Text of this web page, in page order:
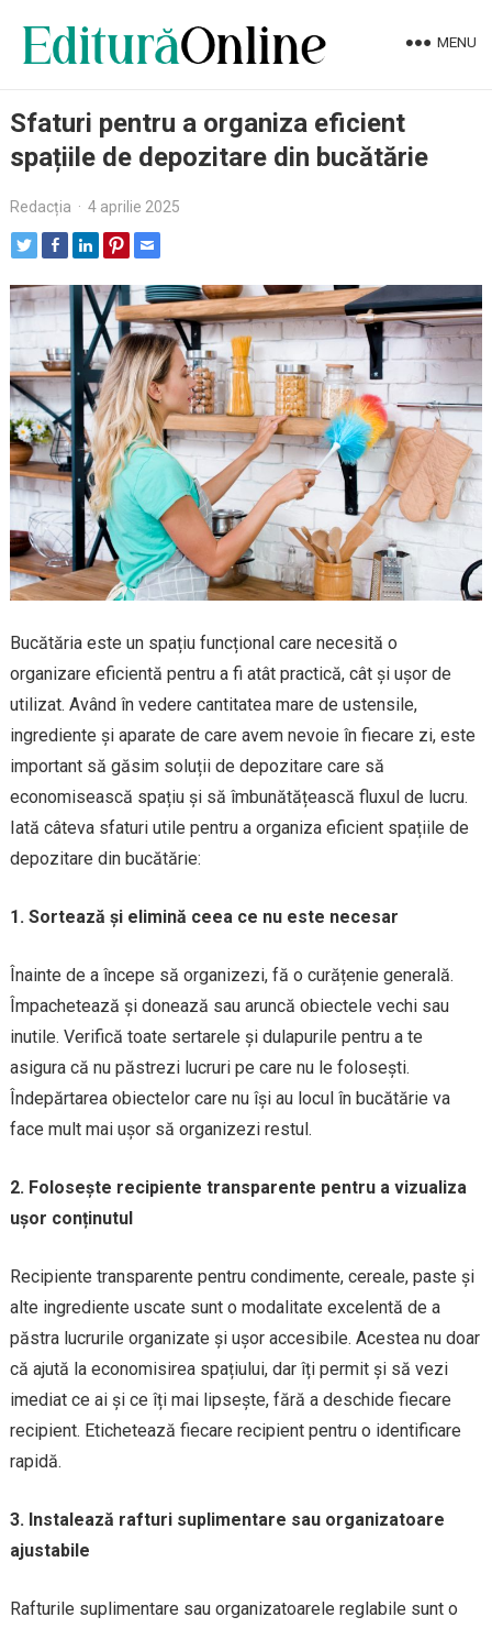
MENU
Sfaturi pentru a organiza eficient
spațiile de depozitare din bucătărie
Redacția · 4 aprilie 2025
Bucătăria este un spațiu funcțional care necesită o
organizare eficientă pentru a fi atât practică, cât și ușor de
utilizat. Având în vedere cantitatea mare de ustensile,
ingrediente și aparate de care avem nevoie în fiecare zi, este
important să găsim soluții de depozitare care să
economisească spațiu și să îmbunătățească fluxul de lucru.
Iată câteva sfaturi utile pentru a organiza eficient spațiile de
depozitare din bucătărie:
1. Sortează și elimină ceea ce nu este necesar
Înainte de a începe să organizezi, fă o curățenie generală.
Împachetează și donează sau aruncă obiectele vechi sau
inutile. Verifică toate sertarele și dulapurile pentru a te
asigura că nu păstrezi lucruri pe care nu le folosești.
Îndepărtarea obiectelor care nu își au locul în bucătărie va
face mult mai ușor să organizezi restul.
2. Folosește recipiente transparente pentru a vizualiza
ușor conținutul
Recipiente transparente pentru condimente, cereale, paste și
alte ingrediente uscate sunt o modalitate excelentă de a
păstra lucrurile organizate și ușor accesibile. Acestea nu doar
că ajută la economisirea spațiului, dar îți permit și să vezi
imediat ce ai și ce îți mai lipsește, fără a deschide fiecare
recipient. Etichetează fiecare recipient pentru o identificare
rapidă.
3. Instalează rafturi suplimentare sau organizatoare
ajustabile
Rafturile suplimentare sau organizatoarele reglabile sunt o